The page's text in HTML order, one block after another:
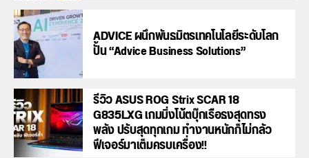
ADVICE ผนึกพันธมิตรเทคโนโลยีระดับโลก
ปั้น “Advice Business Solutions”
รีวิว ASUS ROG Strix SCAR 18
G835LXG เกมมิ่งโน้ตบุ๊กเรือธงสุดทรง
พลัง ปรับสุดทุกเกม ทำงานหนักก็ไม่กลัว
ฟีเจอร์มาเต็มครบเครื่อง!!